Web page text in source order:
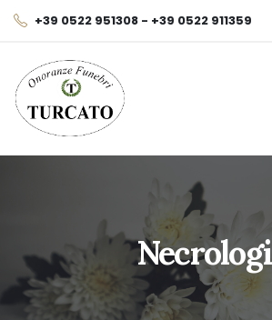
+39 0522 951308 - +39 0522 911359
Necrologi